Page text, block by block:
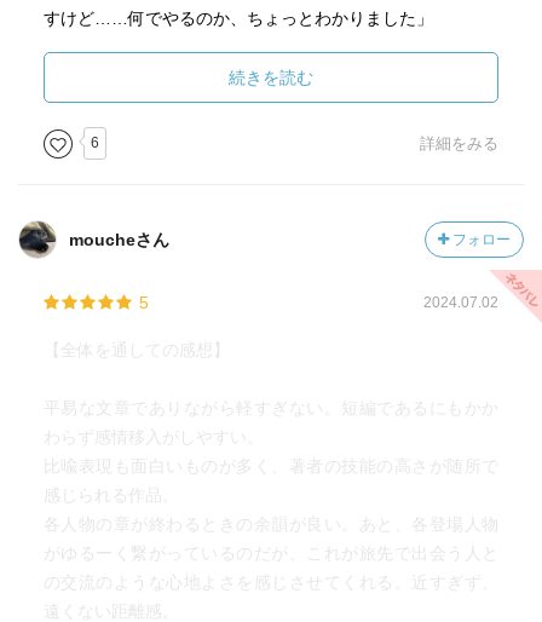
知るきっかけになればいいですね。
すけど……何でやるのか、ちょっとわかりました」
かるように、忘れてしまっていたことを覚えているよう
に、見過ごしてきたことを見過ごさないように、私はちょ
っとずつでもなっていけるのだ、私がそう決めさえすれ
ば。そして私は決める。
しんどいところもあるけれど、文章の温かみとユーモアが
優しく包んでくれる。
続きを読む
6 詳細をみる
moucheさん フォロー
5 2024.07.02
【全体を通しての感想】
平易な文章でありながら軽すぎない。短編であるにもかか
わらず感情移入がしやすい。
比喩表現も面白いものが多く、著者の技能の高さが随所で
感じられる作品。
各人物の章が終わるときの余韻が良い。あと、各登場人物
がゆるーく繋がっているのだが、これが旅先で出会う人と
の交流のような心地よさを感じさせてくれる。近すぎず、
遠くない距離感。